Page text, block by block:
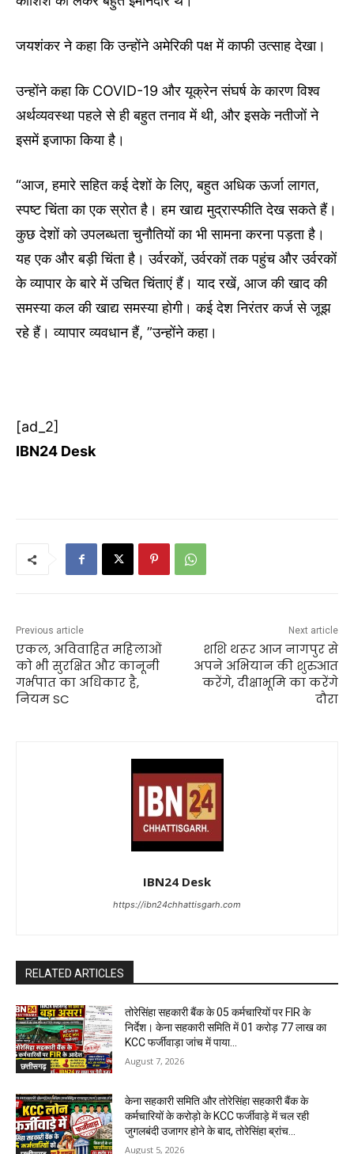
जयशंकर ने कहा कि उन्होंने अमेरिकी पक्ष में काफी उत्साह देखा।
उन्होंने कहा कि COVID-19 और यूक्रेन संघर्ष के कारण विश्व
अर्थव्यवस्था पहले से ही बहुत तनाव में थी, और इसके नतीजों ने
इसमें इजाफा किया है।
“आज, हमारे सहित कई देशों के लिए, बहुत अधिक ऊर्जा लागत,
स्पष्ट चिंता का एक स्रोत है। हम खाद्य मुद्रास्फीति देख सकते हैं।
कुछ देशों को उपलब्धता चुनौतियों का भी सामना करना पड़ता है।
यह एक और बड़ी चिंता है। उर्वरकों, उर्वरकों तक पहुंच और उर्वरकों
के व्यापार के बारे में उचित चिंताएं हैं। याद रखें, आज की खाद की
समस्या कल की खाद्य समस्या होगी। कई देश निरंतर कर्ज से जूझ
रहे हैं। व्यापार व्यवधान हैं, ”उन्होंने कहा।
[ad_2]
IBN24 Desk
Previous article
एकल, अविवाहित महिलाओं
को भी सुरक्षित और कानूनी
गर्भपात का अधिकार है,
नियम SC
Next article
शशि थरूर आज नागपुर से
अपने अभियान की शुरुआत
करेंगे, दीक्षाभूमि का करेंगे
दौरा
IBN24 Desk
https://ibn24chhattisgarh.com
RELATED ARTICLES
छत्तीसगढ़
तोरेसिंहा सहकारी बैंक के 05 कर्मचारियों पर FIR के
निर्देश। केना सहकारी समिति में 01 करोड़ 77 लाख का
KCC फर्जीवाड़ा जांच में पाया...
August 7, 2026
केना सहकारी समिति और तोरेसिंहा सहकारी बैंक के
कर्मचारियों के करोड़ो के KCC फर्जीवाड़े में चल रही
जुगलबंदी उजागर होने के बाद, तोरेसिंहा ब्रांच...
August 5, 2026